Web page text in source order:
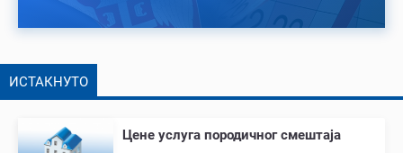
ИСТАКНУТО
Цене услуга породичног смештаја